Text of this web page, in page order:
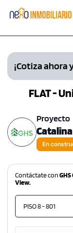
¡Cotiza ahora
FLAT -
Proyecto
En
Contáctate conGHS
View.
PISO 8 - 801